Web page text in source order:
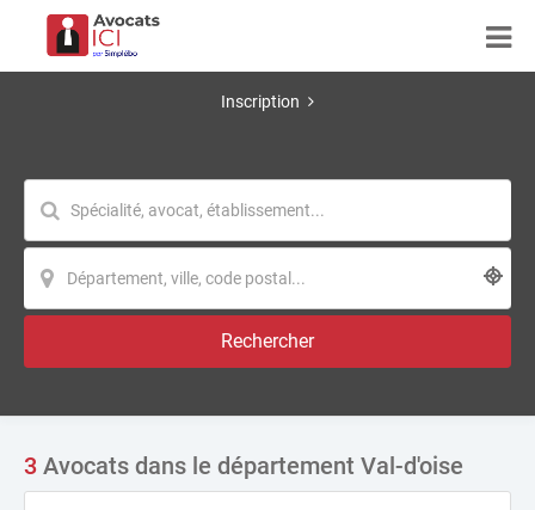
Inscription
Rechercher
3 Avocats dans le département Val-d'oise